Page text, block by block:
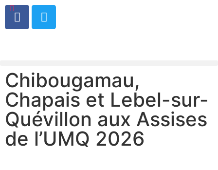
0
Chibougamau,
Chapais et Lebel-sur-
Quévillon aux Assises
de l’UMQ 2026